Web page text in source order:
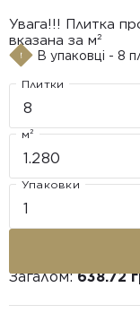
Увага!!! Плитка
вказана за м²
В упаковці - 8
Плитки
м²
Упаковки
Загалом:638.72